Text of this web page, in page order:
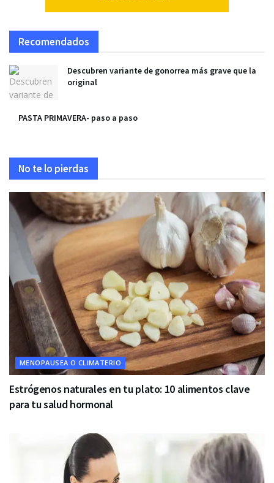
Recomendados
Descubren variante de gonorrea más grave que la
original
PASTA PRIMAVERA- paso a paso
No te lo pierdas
MENOPAUSEA O CLIMATERIO
Estrógenos naturales en tu plato: 10 alimentos clave
para tu salud hormonal